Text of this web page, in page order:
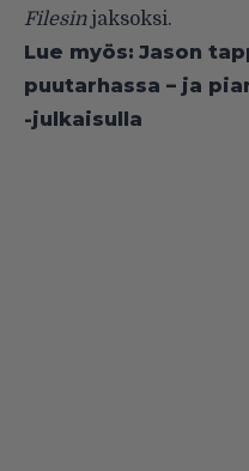
Filesinjaksoksi.
Lue myös: Jason
puutarhassa – ja
-julkaisulla